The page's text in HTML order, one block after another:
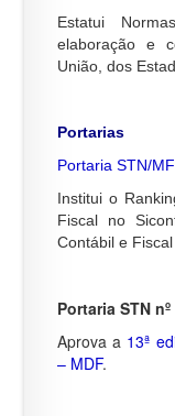
í
c
i
m
p
l
a
:
Estatui
elaboração e
União, dos
Portarias
Portaria STN/
Institui o
Fiscal no
Contábil e
Portaria STN
Aprova a 13ª
– MDF.